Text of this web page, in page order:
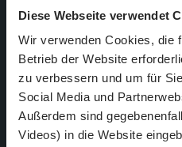
Diese Webseite verwendet
Wir verwenden Cookies, die
Betrieb der Website
zu verbessern und um für
Social Media und
Außerdem sind
Videos) in die Website
Sandzug der Makis mit zwei